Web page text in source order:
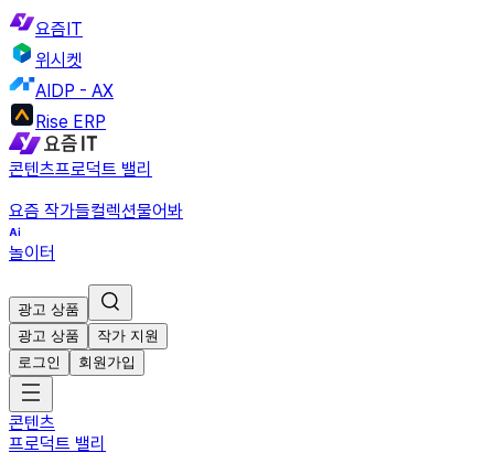
요즘IT
위시켓
AIDP - AX
Rise ERP
콘텐츠프로덕트 밸리
요즘 작가들컬렉션물어봐
놀이터
광고 상품
광고 상품
작가 지원
로그인
회원가입
콘텐츠
프로덕트 밸리